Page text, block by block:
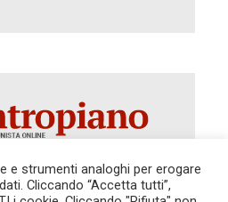
di Roma 286 del 31
e strumenti analoghi per erogare
Cliccando “Accetta tutti”,